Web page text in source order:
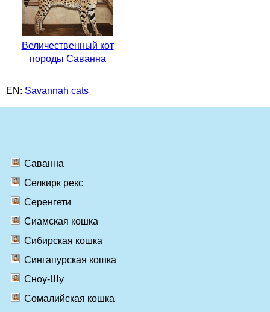
Величественный кот
породы Саванна
EN: Savannah cats
Саванна
Селкирк рекс
Серенгети
Сиамская кошка
Сибирская кошка
Сингапурская кошка
Сноу-Шу
Сомалийская кошка